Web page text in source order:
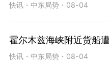
快讯・ 中东局势・ 08-04
霍尔木兹海峡附近货船
快讯・ 中东局势・ 08-04